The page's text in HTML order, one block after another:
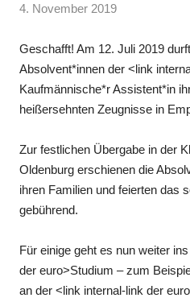
4. November 2019
Geschafft! Am 12. Juli 2019
Absolvent*innen der <link
Kaufmännische*r Assistent*in
heißersehnten Zeugnisse in
Zur festlichen Übergabe in der
Oldenburg erschienen die
ihren Familien und feierten das
gebührend.
Für einige geht es nun weiter
der euro>Studium – zum
an der <link internal-link der